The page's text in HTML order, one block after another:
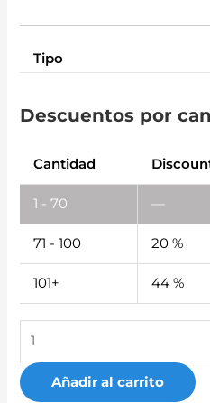
Tipo
Descuentos por
Cantidad
1 - 70 —
71 - 100 20 %
101+ 44 %
Añadir al carrito